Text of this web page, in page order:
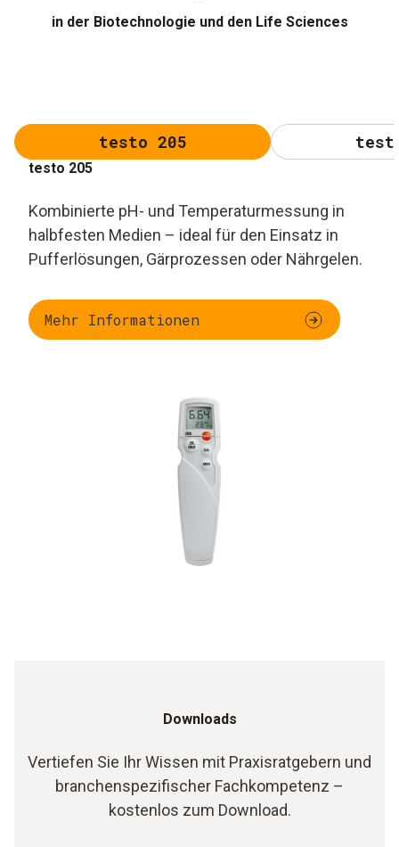
in der Biotechnologie und den Life Sciences
testo 205
testo 205
Kombinierte pH- und Temperaturmessung in
halbfesten Medien – ideal für den Einsatz in
Pufferlösungen, Gärprozessen oder Nährgelen.
Mehr Informationen
Downloads
Vertiefen Sie Ihr Wissen mit Praxisratgebern und
branchenspezifischer Fachkompetenz –
kostenlos zum Download.